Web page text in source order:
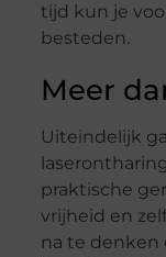
tijd kun je
besteden.
Meer
Uiteindelijk
praktische
vrijheid en
na te denken